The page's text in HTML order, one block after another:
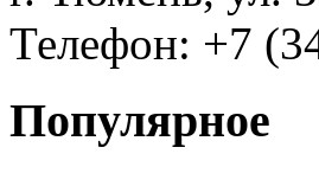
Телефон: +7
Популярное